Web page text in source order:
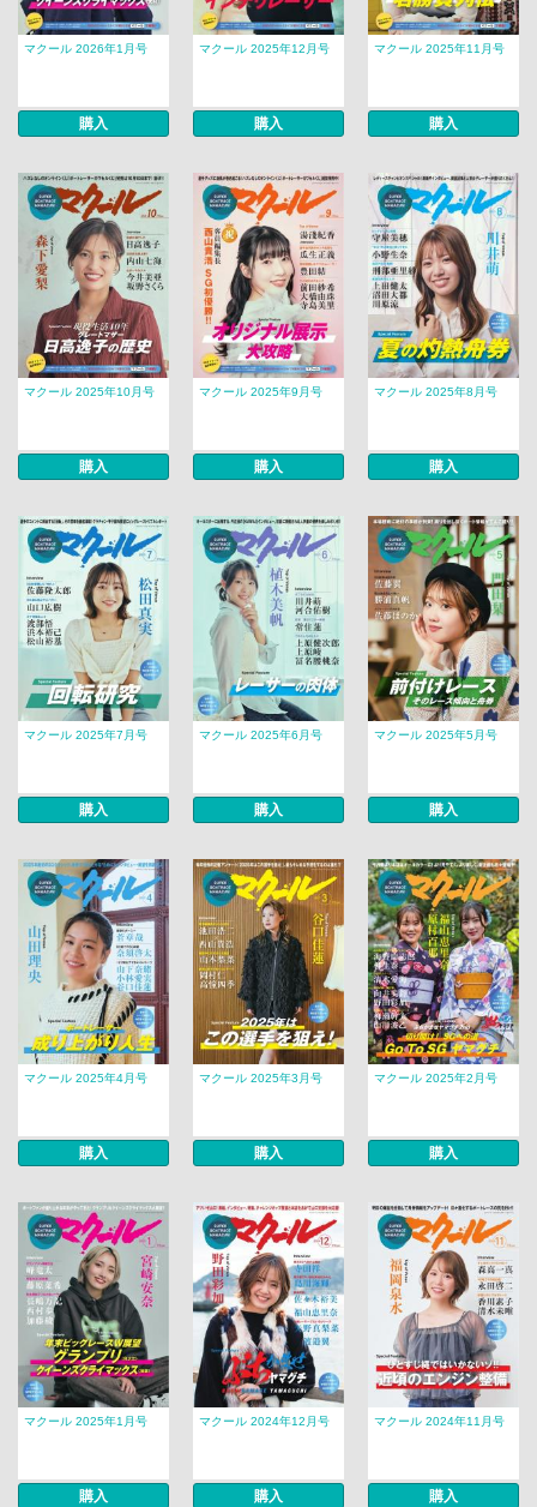
マクール 2026年1月号
購入
マクール 2025年12月号
購入
マクール 2025年11月号
購入
マクール 2025年10月号
購入
マクール 2025年9月号
購入
マクール 2025年8月号
購入
マクール 2025年7月号
購入
マクール 2025年6月号
購入
マクール 2025年5月号
購入
マクール 2025年4月号
購入
マクール 2025年3月号
購入
マクール 2025年2月号
購入
マクール 2025年1月号
購入
マクール 2024年12月号
購入
マクール 2024年11月号
購入